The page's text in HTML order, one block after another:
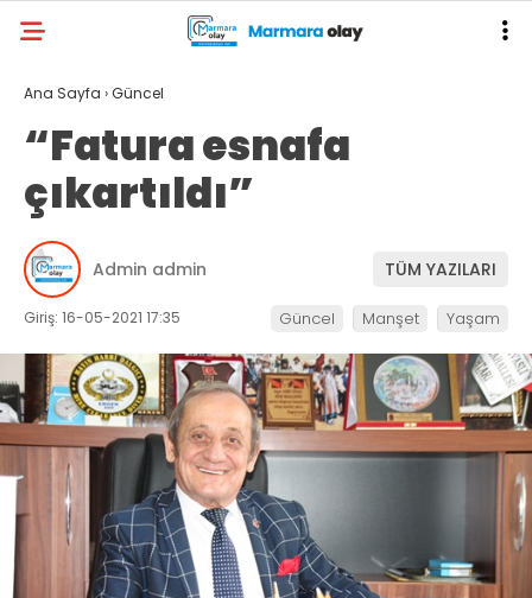
Ana Sayfa ›Güncel
“Fatura esnafa
çıkartıldı”
Admin admin TÜM YAZILARI
Giriş: 16-05-2021 17:35 Güncel Manşet Yaşam